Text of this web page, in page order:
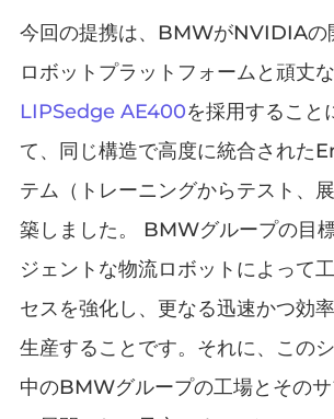
今回の提携は、BMWがNVIDIAの
ロボットプラットフォームと頑丈
LIPSedge AE400を採用すること
て、同じ構造で高度に統合された
テム（トレーニングからテスト、
築しました。 BMWグループの目
ジェントな物流ロボットによって
セスを強化し、更なる迅速かつ効
生産することです。それに、この
中のBMWグループの工場とその